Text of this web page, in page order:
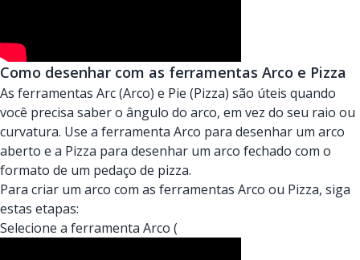
Como desenhar com as ferramentas Arco e Pizza
As ferramentas Arc (Arco) e Pie (Pizza) são úteis quando
você precisa saber o ângulo do arco, em vez do seu raio ou
curvatura. Use a ferramenta Arco para desenhar um arco
aberto e a Pizza para desenhar um arco fechado com o
formato de um pedaço de pizza.
Para criar um arco com as ferramentas Arco ou Pizza, siga
estas etapas:
Selecione a ferramenta Arco (